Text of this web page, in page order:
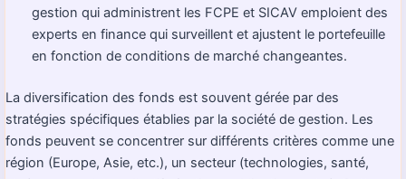
gestion qui administrent les FCPE et SICAV emploient des
experts en finance qui surveillent et ajustent le portefeuille
en fonction de conditions de marché changeantes.
La diversification des fonds est souvent gérée par des
stratégies spécifiques établies par la société de gestion. Les
fonds peuvent se concentrer sur différents critères comme une
région (Europe, Asie, etc.), un secteur (technologies, santé,